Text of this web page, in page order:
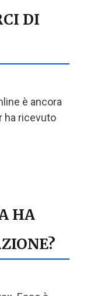
DI
è ancora
ha ricevuto
HA